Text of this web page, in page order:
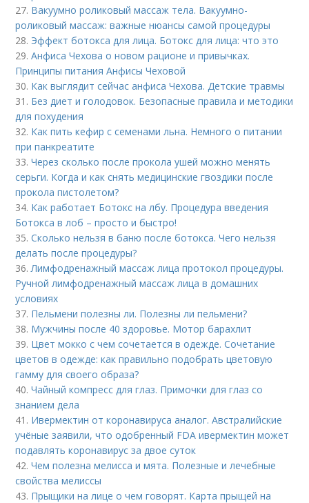
27. Вакуумно роликовый массаж тела. Вакуумно-
роликовый массаж: важные нюансы самой процедуры
28. Эффект ботокса для лица. Ботокс для лица: что это
29.Анфиса Чехова о новом рационе и привычках.
Принципы питания Анфисы Чеховой
30. Как выглядит сейчас анфиса Чехова. Детские травмы
31. Без диет и голодовок. Безопасные правила и методики
для похудения
32. Как пить кефир с семенами льна. Немного о питании
при панкреатите
33.Через сколько после прокола ушей можно менять
серьги. Когда и как снять медицинские гвоздики после
прокола пистолетом?
34. Как работает Ботокс на лбу. Процедура введения
Ботокса в лоб – просто и быстро!
35.Сколько нельзя в баню после ботокса. Чего нельзя
делать после процедуры?
36. Лимфодренажный массаж лица протокол процедуры.
Ручной лимфодренажный массаж лица в домашних
условиях
37. Пельмени полезны ли. Полезны ли пельмени?
38. Мужчины после 40 здоровье. Мотор барахлит
39. Цвет мокко с чем сочетается в одежде. Сочетание
цветов в одежде: как правильно подобрать цветовую
гамму для своего образа?
40.Чайный компресс для глаз. Примочки для глаз со
знанием дела
41. Ивермектин от коронавируса аналог. Австралийские
учёные заявили, что одобренный FDA ивермектин может
подавлять коронавирус за двое суток
42.Чем полезна мелисса и мята. Полезные и лечебные
свойства мелиссы
43. Прыщики на лице о чем говорят. Карта прыщей на